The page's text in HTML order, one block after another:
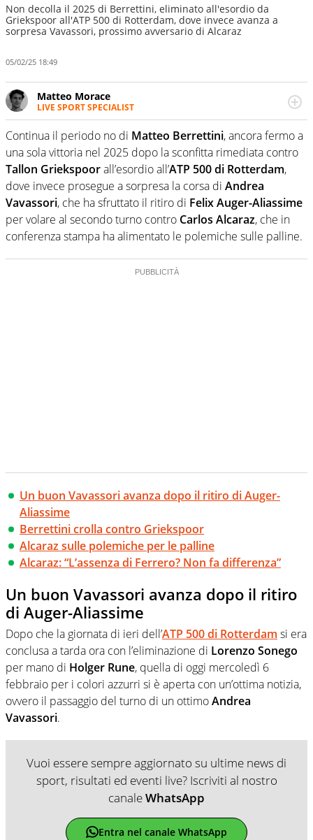
Non decolla il 2025 di Berrettini, eliminato all'esordio da
Griekspoor all'ATP 500 di Rotterdam, dove invece avanza a
sorpresa Vavassori, prossimo avversario di Alcaraz
05/02/25 18:49
Matteo Morace
LIVE SPORT SPECIALIST
La multimedialità quale approccio personale e
professionale. Ama raccontare lo sport focalizzando ogni
attenzione sul tempo reale: la verità della dirette non
sono opinioni ma fatti
Continua il periodo no di Matteo Berrettini, ancora fermo a
una sola vittoria nel 2025 dopo la sconfitta rimediata contro
Tallon Griekspoorall’esordio all’ATP 500 di Rotterdam,
dove invece prosegue a sorpresa la corsa di Andrea
Vavassori, che ha sfruttato il ritiro di Felix Auger-Aliassime
per volare al secondo turno contro Carlos Alcaraz, che in
conferenza stampa ha alimentato le polemiche sulle palline.
Un buon Vavassori avanza dopo il ritiro di Auger-
Aliassime
Berrettini crolla contro Griekspoor
Alcaraz sulle polemiche per le palline
Alcaraz: “L’assenza di Ferrero? Non fa differenza”
Un buon Vavassori avanza dopo il ritiro
di Auger-Aliassime
Dopo che la giornata di ieri dell’ATP 500 di Rotterdam si era
conclusa a tarda ora con l’eliminazione di Lorenzo Sonego
per mano di Holger Rune, quella di oggi mercoledì 6
febbraio per i colori azzurri si è aperta con un’ottima notizia,
ovvero il passaggio del turno di un ottimoAndrea
Vavassori.
Vuoi essere sempre aggiornato su ultime news di
sport, risultati ed eventi live? Iscriviti al nostro
canaleWhatsApp
Entra nel canale WhatsApp